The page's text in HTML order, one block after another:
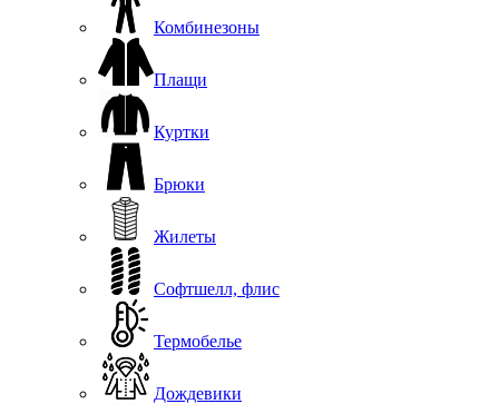
Комбинезоны
Плащи
Куртки
Брюки
Жилеты
Софтшелл, флис
Термобелье
Дождевики